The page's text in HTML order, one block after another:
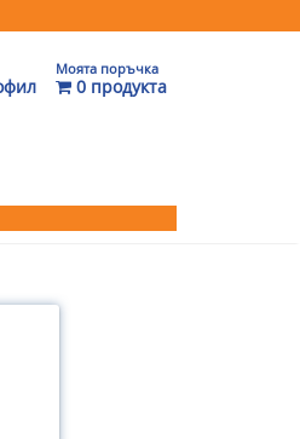
Моята поръчка
0 продукта